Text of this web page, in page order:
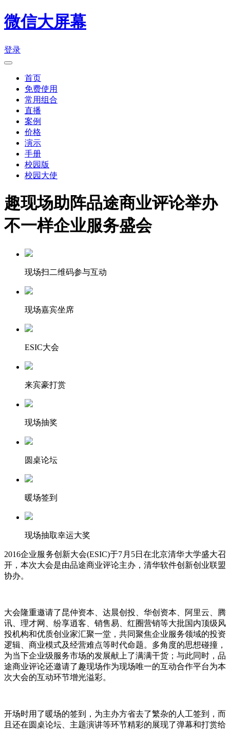
微信大屏幕
登录
首页
免费使用
常用组合
直播
案例
价格
演示
手册
校园版
校园大使
趣现场助阵品途商业评论举办
不一样企业服务盛会
现场扫二维码参与互动
现场嘉宾坐席
ESIC大会
来宾豪打赏
现场抽奖
圆桌论坛
暖场签到
现场抽取幸运大奖
2016企业服务创新大会(ESIC)于7月5日在北京清华大学盛大召
开，本次大会是由品途商业评论主办，清华软件创新创业联盟
协办。
大会隆重邀请了昆仲资本、达晨创投、华创资本、阿里云、腾
讯、理才网、纷享逍客、销售易、红圈营销等大批国内顶级风
投机构和优质创业家汇聚一堂，共同聚焦企业服务领域的投资
逻辑、商业模式及经营难点等时代命题。多角度的思想碰撞，
为当下企业级服务市场的发展献上了满满干货；与此同时，品
途商业评论还邀请了趣现场作为现场唯一的互动合作平台为本
次大会的互动环节增光溢彩。
开场时用了暖场的签到，为主办方省去了繁杂的人工签到，而
且还在圆桌论坛、主题演讲等环节精彩的展现了弹幕和打赏给